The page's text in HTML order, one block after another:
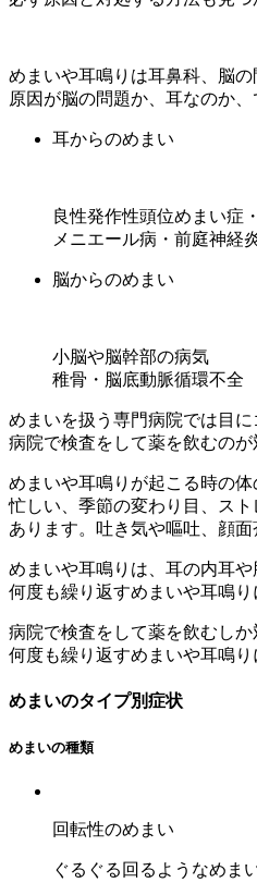
めまいや耳鳴りは耳鼻科、脳
原因が脳の問題か、耳なのか、
耳からのめまい
良性発作性頭位めまい症・
メニエール病・前庭神経
脳からのめまい
小脳や脳幹部の病気
稚骨・脳底動脈循環不全
めまいを扱う専門病院では目
病院で検査をして薬を飲むのが
めまいや耳鳴りが起こる時の体
忙しい、季節の変わり目、ス
あります。吐き気や嘔吐、顔
めまいや耳鳴りは、耳の内耳
何度も繰り返すめまいや耳鳴
病院で検査をして薬を飲むしか
何度も繰り返すめまいや耳鳴
めまいのタイプ別症状
めまいの種類
回転性のめまい
ぐるぐる回るようなめま